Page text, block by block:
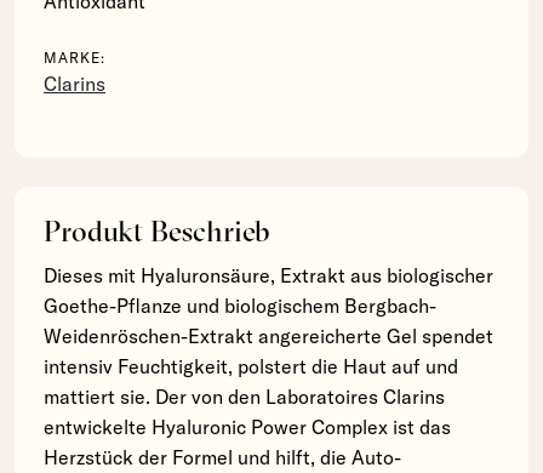
MARKE:
Clarins
Produkt Beschrieb
Dieses mit Hyaluronsäure, Extrakt aus biologischer
Goethe-Pflanze und biologischem Bergbach-
Weidenröschen-Extrakt angereicherte Gel spendet
intensiv Feuchtigkeit, polstert die Haut auf und
mattiert sie. Der von den Laboratoires Clarins
entwickelte Hyaluronic Power Complex ist das
Herzstück der Formel und hilft, die Auto-